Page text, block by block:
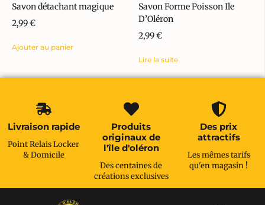
Savon détachant magique
2,99€
Ajouter au panier
Savon Forme Poisson Ile
D’Oléron
2,99€
Lire la suite
Livraison rapide
Point Relais Locker
& Domicile
Produits
originaux de
l'île d'oléron
Des centaines de
créations exclusives
Des prix
attractifs
Les mêmes tarifs
qu'en magasin !